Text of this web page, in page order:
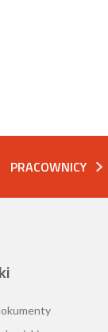
PRACOWNICY